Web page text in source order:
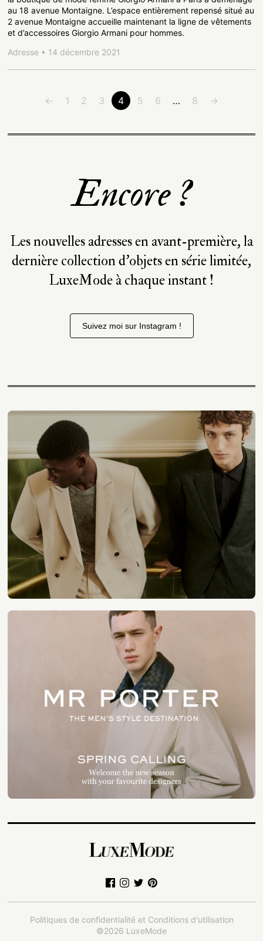
au 18 avenue Montaigne. L’espace entièrement repensé situé au
2 avenue Montaigne accueille maintenant la ligne de vêtements
et d’accessoires Giorgio Armani pour hommes.
Adresse • 14 décembre 2021
← 1 2 3 4 5 6 … 8 →
Encore ?
Les nouvelles adresses en avant-première, la
dernière collection d’objets en série limitée,
LuxeMode à chaque instant !
Suivez moi sur Instagram !
Politiques de confidentialité et Conditions d'utilisation
©2026 LuxeMode